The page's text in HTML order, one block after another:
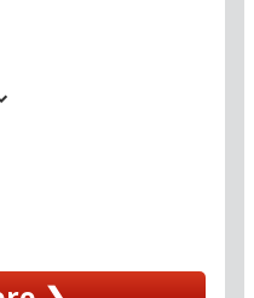
en cykel eller hest,
eller book en
Peter i hans lille
kan I desuden se
råvarer, og altid nyt
i området
spændende, gamle